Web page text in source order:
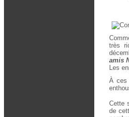
très
amis
Les
À ces
Cette
de